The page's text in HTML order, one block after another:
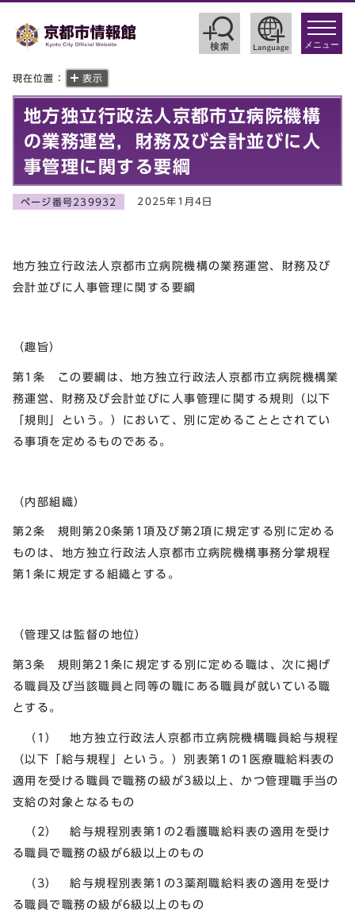
toggle
メニュー
現在位置： 表示
地方独立行政法人京都市立病院機構
の業務運営，財務及び会計並びに人
事管理に関する要綱
ページ番号239932 2025年1月4日
地方独立行政法人京都市立病院機構の業務運営、財務及び
会計並びに人事管理に関する要綱
（趣旨）
第1条 この要綱は、地方独立行政法人京都市立病院機構業
務運営、財務及び会計並びに人事管理に関する規則（以下
「規則」という。）において、別に定めることとされてい
る事項を定めるものである。
（内部組織）
第2条 規則第20条第1項及び第2項に規定する別に定める
ものは、地方独立行政法人京都市立病院機構事務分掌規程
第1条に規定する組織とする。
（管理又は監督の地位）
第3条 規則第21条に規定する別に定める職は、次に掲げ
る職員及び当該職員と同等の職にある職員が就いている職
とする。
（1） 地方独立行政法人京都市立病院機構職員給与規程
（以下「給与規程」という。）別表第1の1医療職給料表の
適用を受ける職員で職務の級が3級以上、かつ管理職手当の
支給の対象となるもの
（2） 給与規程別表第1の2看護職給料表の適用を受け
る職員で職務の級が6級以上のもの
（3） 給与規程別表第1の3薬剤職給料表の適用を受け
る職員で職務の級が6級以上のもの